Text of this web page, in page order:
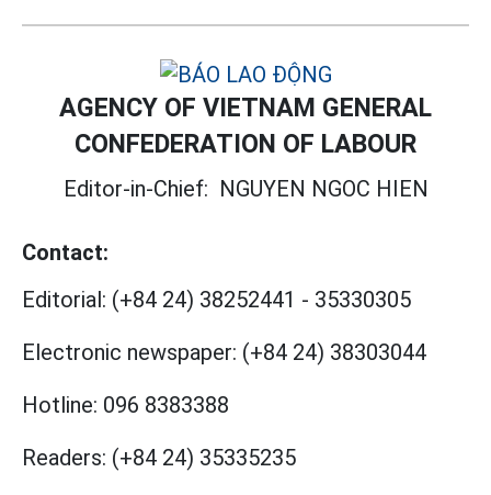
AGENCY OF VIETNAM GENERAL
CONFEDERATION OF LABOUR
Editor-in-Chief: NGUYEN NGOC HIEN
Contact:
Editorial: (+84 24) 38252441 - 35330305
Electronic newspaper: (+84 24) 38303044
Hotline: 096 8383388
Readers: (+84 24) 35335235